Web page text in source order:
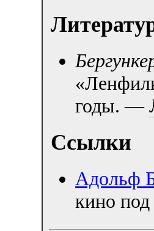
годы. —
Ссылки
Адольф
кино